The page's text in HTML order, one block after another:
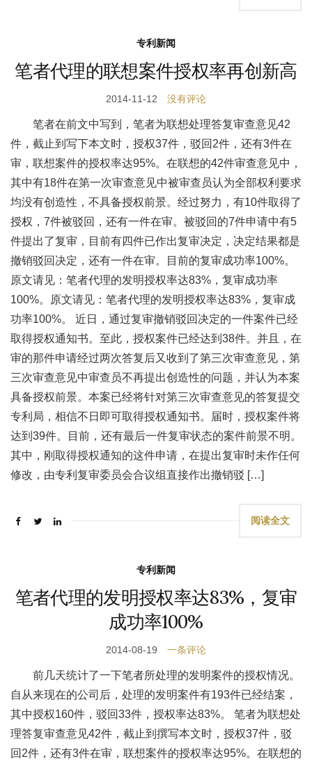
专利新闻
笔者代理的联想案件授权率再创新高
2014-11-12 没有评论
笔者在前文中写到，笔者为联想处理答复审查意见42
件，截止到写下本文时，授权37件，驳回2件，还有3件在
审，联想案件的授权率达95%。在联想的42件审查意见中，
其中有18件在第一次审查意见中被审查员认为全部权利要求
均没有创造性，不具备授权前景。经过努力，有10件取得了
授权，7件被驳回，还有一件在审。被驳回的7件申请中有5
件提出了复审，目前有四件已作出复审决定，决定结果都是
撤销驳回决定，还有一件在审。目前的复审成功率100%。
原文请见：笔者代理的发明授权率达83%，复审成功率
100%。原文请见：笔者代理的发明授权率达83%，复审成
功率100%。 近日，通过复审撤销驳回决定的一件案件已经
取得授权通知书。至此，授权案件已经达到38件。并且，在
审的那件申请经过两次答复后又收到了第三次审查意见，第
三次审查意见中审查员不再提出创造性的问题，并认为本案
具备授权前景。本案已经将针对第三次审查意见的答复提交
专利局，相信不日即可取得授权通知书。届时，授权案件将
达到39件。目前，还有最后一件复审状态的案件前景不明。
其中，刚取得授权通知的这件申请，在提出复审时未作任何
修改，由专利复审委员会合议组直接作出撤销驳 […]
阅读全文
专利新闻
笔者代理的发明授权率达83%，复审
成功率100%
2014-08-19 一条评论
前几天统计了一下笔者所处理的发明案件的授权情况。
自从来现在的公司后，处理的发明案件有193件已经结案，
其中授权160件，驳回33件，授权率达83%。 笔者为联想处
理答复审查意见42件，截止到撰写本文时，授权37件，驳
回2件，还有3件在审，联想案件的授权率达95%。在联想的